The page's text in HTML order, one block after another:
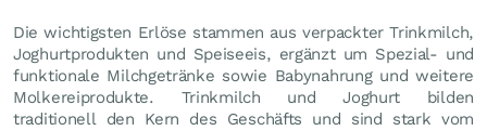
Die wichtigsten Erlöse stammen aus verpackter Trinkmilch,
Joghurtprodukten und Speiseeis, ergänzt um Spezial- und
funktionale Milchgetränke sowie Babynahrung und weitere
Molkereiprodukte. Trinkmilch und Joghurt bilden
traditionell den Kern des Geschäfts und sind stark vom